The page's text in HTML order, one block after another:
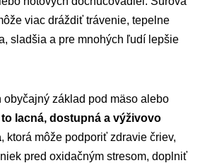
viac dráždiť trávenie, tepelne
sladšia a pre mnohých ľudí lepšie
základ pod mäso alebo
lacná, dostupná a výživovo
, ktorá môže podporiť zdravie čriev,
pred oxidačným stresom, doplniť